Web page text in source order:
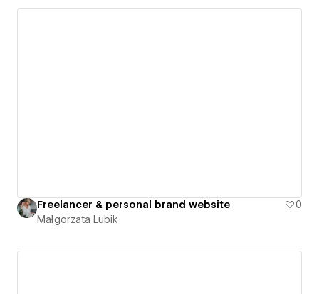
Freelancer & personal brand website
0
Małgorzata Lubik